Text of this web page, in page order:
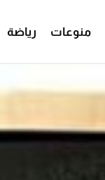
منوعات رياضة